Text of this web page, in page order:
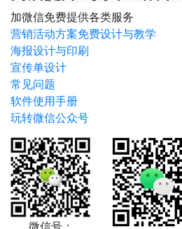
加微信免费提供各类服务
营销活动方案免费设计与教学
海报设计与印刷
宣传单设计
常见问题
软件使用手册
玩转微信公众号
微信号：